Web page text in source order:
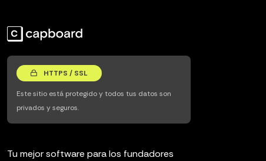
HTTPS / SSL
Este sitio está protegido y todos tus datos son
privados y seguros.
Tu mejor software para los fundadores